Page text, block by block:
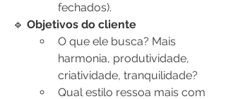
fechados).
🔹 Objetivos do cliente
O que ele busca? Mais
harmonia, produtividade,
criatividade, tranquilidade?
Qual estilo ressoa mais com